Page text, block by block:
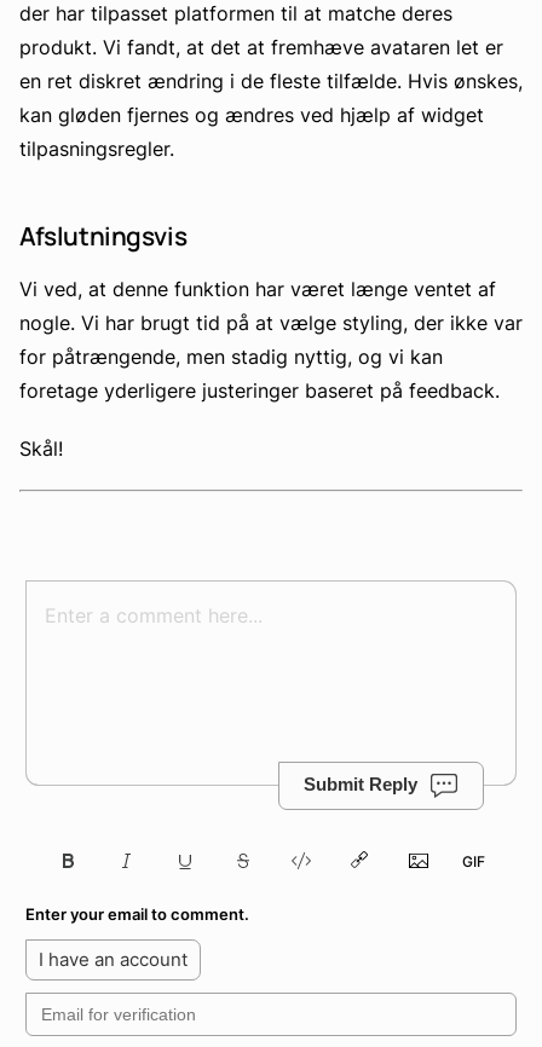
der har tilpasset platformen til at matche deres
produkt. Vi fandt, at det at fremhæve avataren let er
en ret diskret ændring i de fleste tilfælde. Hvis ønskes,
kan gløden fjernes og ændres ved hjælp af widget
tilpasningsregler.
Afslutningsvis
Vi ved, at denne funktion har været længe ventet af
nogle. Vi har brugt tid på at vælge styling, der ikke var
for påtrængende, men stadig nyttig, og vi kan
foretage yderligere justeringer baseret på feedback.
Skål!
Submit Reply
Enter your email to comment.
I have an account